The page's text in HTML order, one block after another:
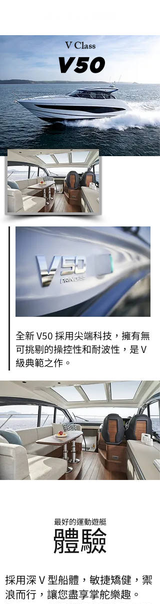
V50
V Class
全新 V50 採用尖端科技，擁有無
可挑剔的操控性和耐波性，是 V
級典範之作。
體驗
最好的運動遊艇
採用深 V 型船體，敏捷矯健，禦
浪而行，讓您盡享掌舵樂趣。